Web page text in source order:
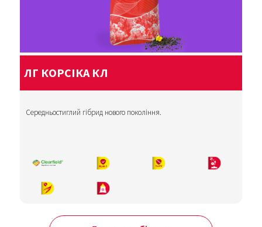
ЛГ КОРСІКА КЛ
Середньостиглий гібрид нового покоління.